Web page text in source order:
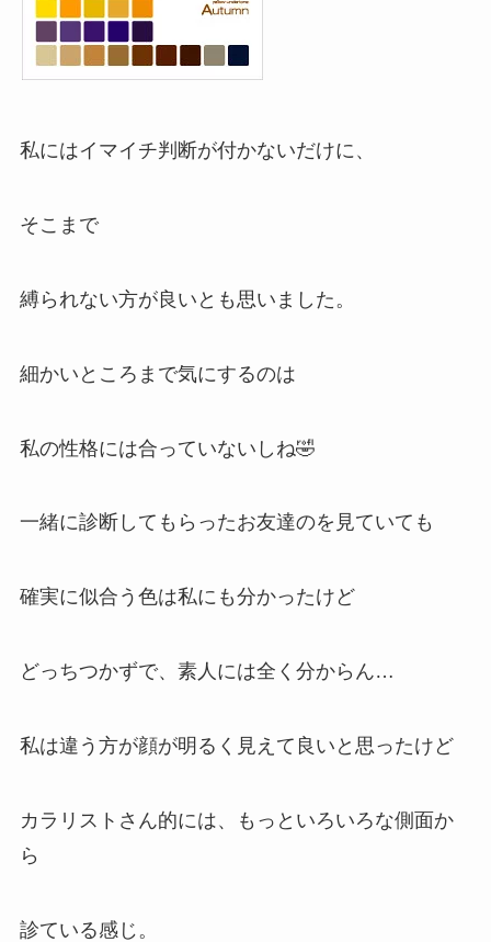
私にはイマイチ判断が付かないだけに、
そこまで
縛られない方が良いとも思いました。
細かいところまで気にするのは
私の性格には合っていないしね🤣
一緒に診断してもらったお友達のを見ていても
確実に似合う色は私にも分かったけど
どっちつかずで、素人には全く分からん…
私は違う方が顔が明るく見えて良いと思ったけど
カラリストさん的には、もっといろいろな側面か
ら
診ている感じ。